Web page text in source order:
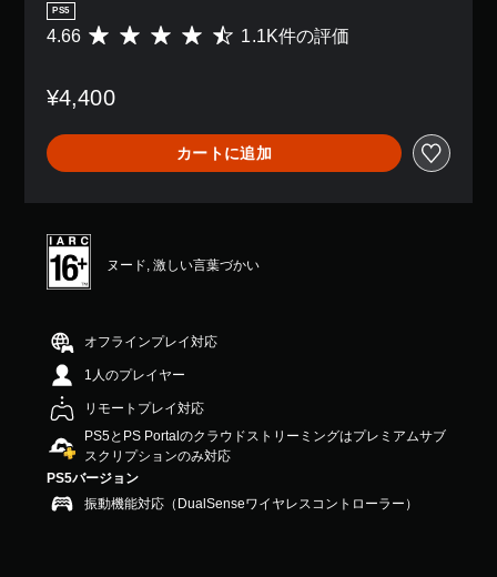
PS5
評
は
.
1
均
評
価
段
中
の
4
6
6
で
す
4.66 1.1K件の評価
¥4,400
カートに追加
ヌード, 激しい言葉づかい
オフラインプレイ対応
1人のプレイヤー
リモートプレイ対応
PS5とPS Portalのクラウドストリーミングはプレミアムサブ
スクリプションのみ対応
PS5バージョン
振動機能対応（DualSenseワイヤレスコントローラー）